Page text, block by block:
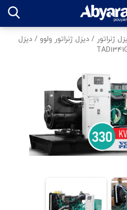
ژنراتور / دیزل ژنراتور ولوو / دیزل